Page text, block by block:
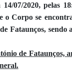
14/07/2020, pelas
o Corpo se
Fataunços, sendo
de Fataunços,